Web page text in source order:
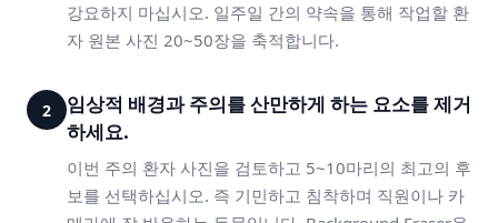
강요하지 마십시오. 일주일 간의 약속을 통해 작업할 환
자 원본 사진 20~50장을 축적합니다.
2
임상적 배경과 주의를 산만하게 하는 요소를 제거
하세요.
이번 주의 환자 사진을 검토하고 5~10마리의 최고의 후
보를 선택하십시오. 즉 기민하고 침착하며 직원이나 카